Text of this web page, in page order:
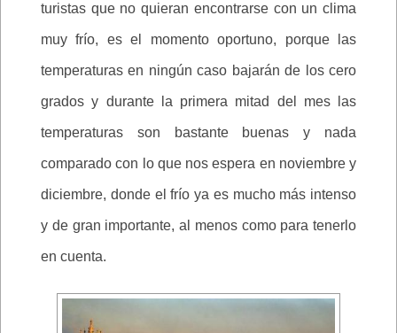
turistas que no quieran encontrarse con un clima
muy frío, es el momento oportuno, porque las
temperaturas en ningún caso bajarán de los cero
grados y durante la primera mitad del mes las
temperaturas son bastante buenas y nada
comparado con lo que nos espera en noviembre y
diciembre, donde el frío ya es mucho más intenso
y de gran importante, al menos como para tenerlo
en cuenta.